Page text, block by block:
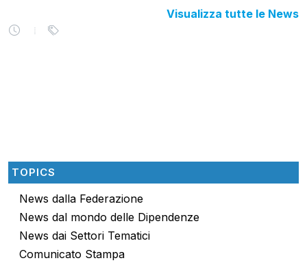
Visualizza tutte le News
TOPICS
News dalla Federazione
News dal mondo delle Dipendenze
News dai Settori Tematici
Comunicato Stampa